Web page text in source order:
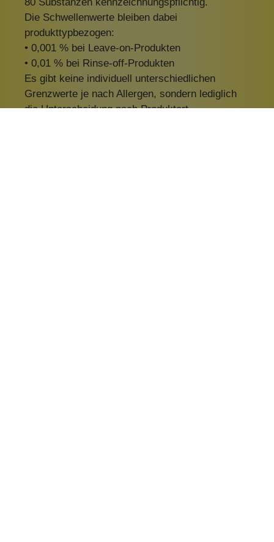
Die Schwellenwerte bleiben dabei
produkttypbezogen:
• 0,001 % bei Leave-on-Produkten
• 0,01 % bei Rinse-off-Produkten
Es gibt keine individuell unterschiedlichen
Grenzwerte je nach Allergen, sondern lediglich
die Unterscheidung nach Produktart.